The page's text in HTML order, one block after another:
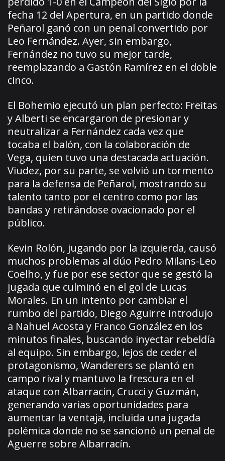
fecha 12 del Apertura, en un partido donde
Peñarol ganó con un penal convertido por
Leo Fernández. Ayer, sin embargo,
Fernández no tuvo su mejor tarde,
reemplazando a Gastón Ramírez en el doble
cinco.
El Bohemio ejecutó un plan perfecto: Freitas
y Alberti se encargaron de presionar y
neutralizar a Fernández cada vez que
tocaba el balón, con la colaboración de
Vega, quien tuvo una destacada actuación.
Viudez, por su parte, se volvió un tormento
para la defensa de Peñarol, mostrando su
talento tanto por el centro como por las
bandas y retirándose ovacionado por el
público.
Kevin Rolón, jugando por la izquierda, causó
muchos problemas al dúo Pedro Milans-Leo
Coelho, y fue por ese sector que se gestó la
jugada que culminó en el gol de Lucas
Morales. En un intento por cambiar el
rumbo del partido, Diego Aguirre introdujo
a Nahuel Acosta y Franco González en los
minutos finales, buscando inyectar rebeldía
al equipo. Sin embargo, lejos de ceder el
protagonismo, Wanderers se plantó en
campo rival y mantuvo la frescura en el
ataque con Albarracín, Crucci y Guzmán,
generando varias oportunidades para
aumentar la ventaja, incluida una jugada
polémica donde no se sancionó un penal de
Aguerre sobre Albarracín.